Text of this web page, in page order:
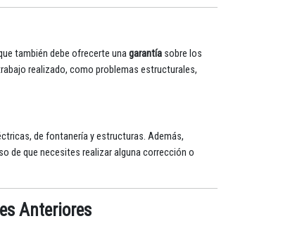
también debe ofrecerte unagarantía sobre los
realizado, como problemas estructurales,
de fontanería y estructuras. Además,
de que necesites realizar alguna corrección o
Anteriores